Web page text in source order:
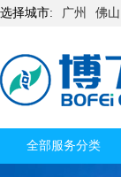
选择城市: 广州 佛山
全部服务分类